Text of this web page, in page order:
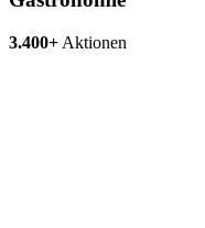
3.400+ Aktionen